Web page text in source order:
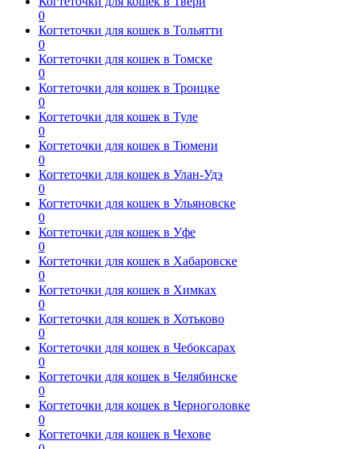
0
Когтеточки для кошек в Тольятти
0
Когтеточки для кошек в Томске
0
Когтеточки для кошек в Троицке
0
Когтеточки для кошек в Туле
0
Когтеточки для кошек в Тюмени
0
Когтеточки для кошек в Улан-Удэ
0
Когтеточки для кошек в Ульяновске
0
Когтеточки для кошек в Уфе
0
Когтеточки для кошек в Хабаровске
0
Когтеточки для кошек в Химках
0
Когтеточки для кошек в Хотьково
0
Когтеточки для кошек в Чебоксарах
0
Когтеточки для кошек в Челябинске
0
Когтеточки для кошек в Черноголовке
0
Когтеточки для кошек в Чехове